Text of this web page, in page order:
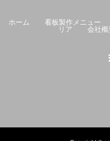
ホーム 看板製作メニュー
リア
会社概